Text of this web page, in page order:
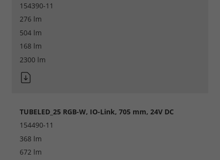
154390-11
276 lm
504 lm
168 lm
2300 lm
TUBELED_25 RGB-W, IO-Link, 705 mm, 24V DC
154490-11
368 lm
672 lm